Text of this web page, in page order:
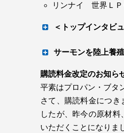
進事業費補助金」
リンナイ 世界ＬＰ
＜トップインタビ
より実効性あ
サーモンを陸上養
東神楽町と協
エア・ウォーター
長）は１日、北海道
購読料金改定のお知ら
平素はプロパン・ブタ
さて、購読料金につ
したが、昨今の原材
いただくことになりま